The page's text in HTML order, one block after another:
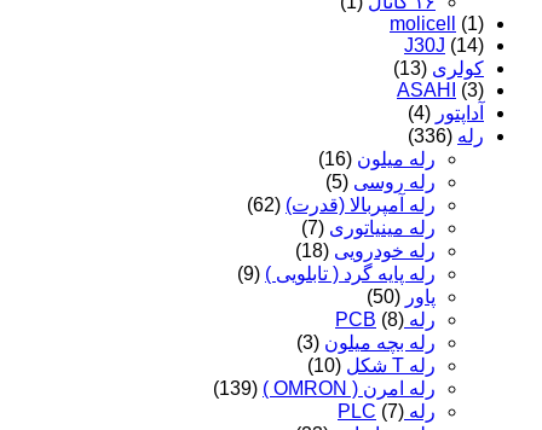
molicell
(1)
J30J (14)
کولری (13)
ASAHI
(3)
آداپتور (4)
رله (336)
رله میلون (16)
رله روسی (5)
رله آمپربالا (قدرت) (62)
رله مینیاتوری (7)
رله خودرویی (18)
رله پایه گرد ( تابلویی ) (9)
پاور (50)
رله PCB (8)
رله بچه میلون (3)
رله T شکل
(10)
رله امرن ( OMRON )
(139)
رله PLC (7)